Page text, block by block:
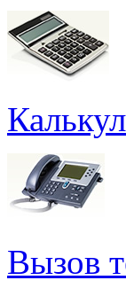
Вызов